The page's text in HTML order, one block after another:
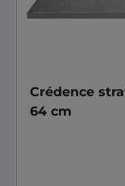
Crédence
64 cm